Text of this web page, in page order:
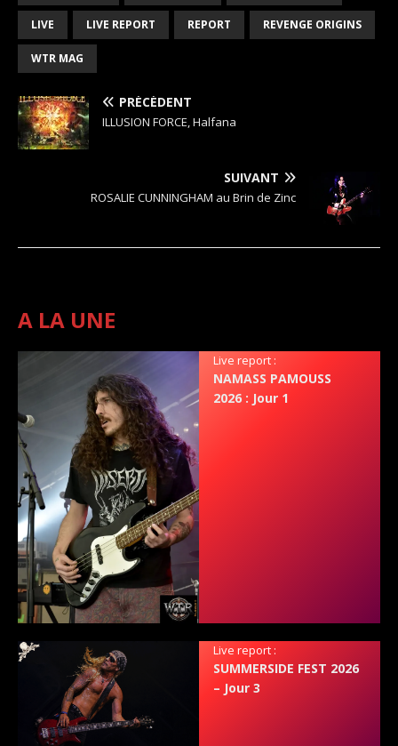
LIVE LIVE REPORT REPORT REVENGE ORIGINS
WTR MAG
PRÉCÉDENT
ILLUSION FORCE, Halfana
SUIVANT
ROSALIE CUNNINGHAM au Brin de Zinc
A LA UNE
Live report :
NAMASS PAMOUSS
2026 : Jour 1
Live report :
SUMMERSIDE FEST 2026
– Jour 3